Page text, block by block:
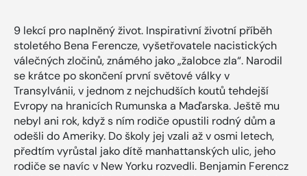
9 lekcí pro naplněný život. Inspirativní životní příběh
stoletého Bena Ferencze, vyšetřovatele nacistických
válečných zločinů, známého jako „žalobce zla“. Narodil
se krátce po skončení první světové války v
Transylvánii, v jednom z nejchudších koutů tehdejší
Evropy na hranicích Rumunska a Maďarska. Ještě mu
nebyl ani rok, když s ním rodiče opustili rodný dům a
odešli do Ameriky. Do školy jej vzali až v osmi letech,
předtím vyrůstal jako dítě manhattanských ulic, jeho
rodiče se navíc v New Yorku rozvedli. Benjamin Ferencz